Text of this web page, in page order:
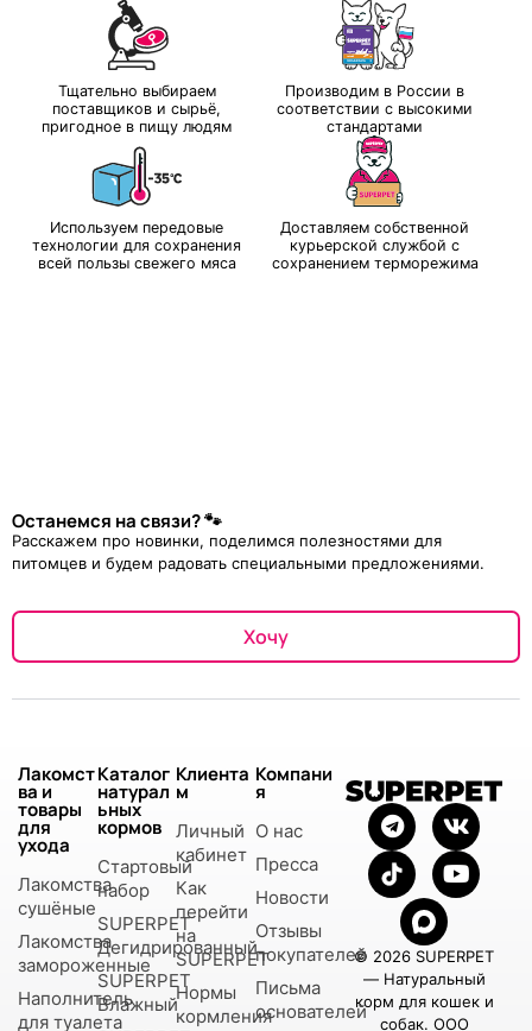
Тщательно выбираем
поставщиков и сырьё,
пригодное в пищу людям
Производим в России в
соответствии с высокими
стандартами
Используем передовые
технологии для сохранения
всей пользы свежего мяса
Доставляем собственной
курьерской службой с
сохранением терморежима
Останемся на связи? 🐾
Расскажем про новинки, поделимся полезностями для
питомцев и будем радовать специальными предложениями.
Хочу
© 2026 SUPERPET
— Натуральный
корм для кошек и
собак. ООО
Компани
я
О нас
Пресса
Новости
Отзывы
покупателей
Письма
основателей
Клиента
м
Личный
кабинет
Как
перейти
на
SUPERPET
Нормы
кормления
Каталог
натурал
ьных
кормов
Стартовый
набор
SUPERPET
Дегидрированный
SUPERPET
Влажный
Лакомст
ва и
товары
для
ухода
Лакомства
сушёные
Лакомства
замороженные
Наполнитель
для туалета